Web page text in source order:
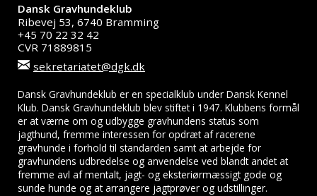
Dansk Gravhundeklub
Ribevej 53, 6740 Bramming
+45 70 22 32 42
CVR 71889815
sekretariatet@dgk.dk
Dansk Gravhundeklub er en specialklub under Dansk Kennel
Klub. Dansk Gravhundeklub blev stiftet i 1947. Klubbens formål
er at værne om og udbygge gravhundens status som
jagthund, fremme interessen for opdræt af racerene
gravhunde i forhold til standarden samt at arbejde for
gravhundens udbredelse og anvendelse ved blandt andet at
fremme avl af mentalt, jagt- og eksteriørmæssigt gode og
sunde hunde og at arrangere jagtprøver og udstillinger.